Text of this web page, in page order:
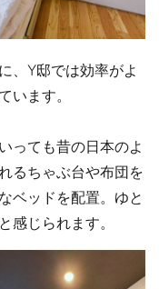
、Y邸では効率がよ
います。
っても昔の日本のよ
るちゃぶ台や布団を
ベッドを配置。ゆと
感じられます。